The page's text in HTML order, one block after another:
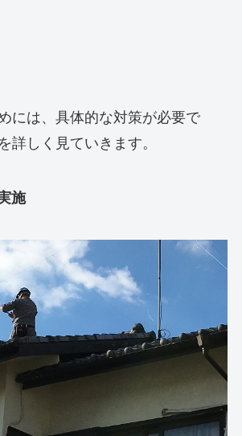
には、具体的な対策が必要で
詳しく見ていきます。
施